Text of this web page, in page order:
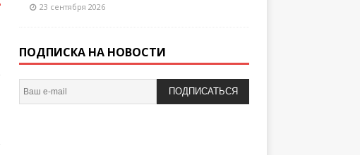
23 сентября 2026
ПОДПИСКА НА НОВОСТИ
ПОДПИСАТЬСЯ